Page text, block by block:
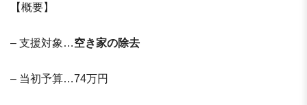
【概要】
– 支援対象…空き家の除去
– 当初予算…74万円